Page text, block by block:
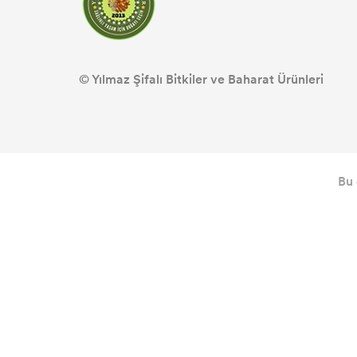
© Yılmaz Şifalı Bitkiler ve Baharat Ürünleri